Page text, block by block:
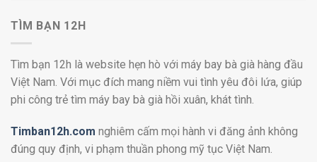
TÌM BẠN 12H
Tìm bạn 12h là website hẹn hò với máy bay bà già hàng đầu
Việt Nam. Với mục đích mang niềm vui tình yêu đôi lứa, giúp
phi công trẻ tìm máy bay bà già hồi xuân, khát tình.
Timban12h.com nghiêm cấm mọi hành vi đăng ảnh không
đúng quy định, vi phạm thuần phong mỹ tục Việt Nam.